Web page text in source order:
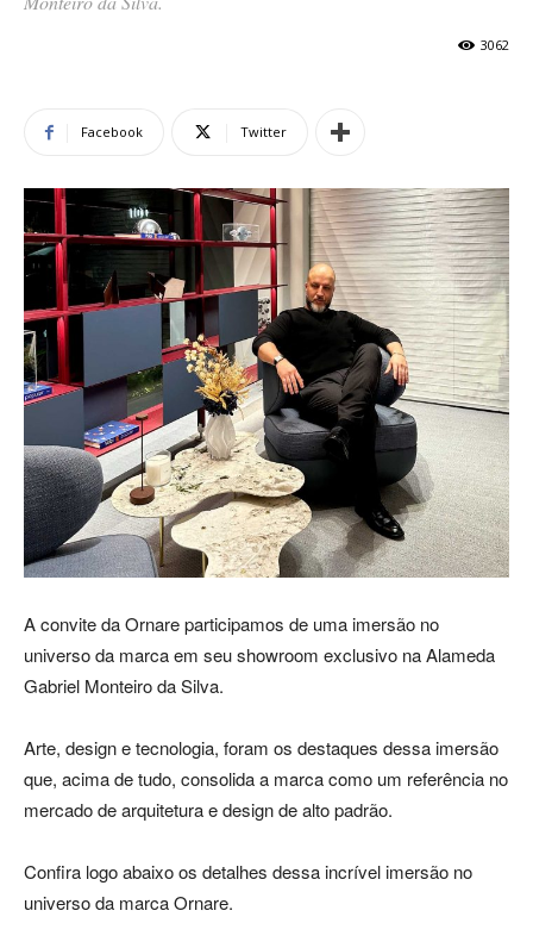
Alto
Padrão,
Premium
e
Luxo
3062
Facebook Twitter
A convite da Ornare participamos de uma imersão no
universo da marca em seu showroom exclusivo na Alameda
Gabriel Monteiro da Silva.
Arte, design e tecnologia, foram os destaques dessa imersão
que, acima de tudo, consolida a marca como um referência no
mercado de arquitetura e design de alto padrão.
Confira logo abaixo os detalhes dessa incrível imersão no
universo da marca Ornare.